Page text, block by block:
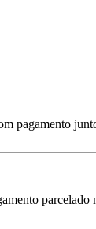
pagamento
parcelado